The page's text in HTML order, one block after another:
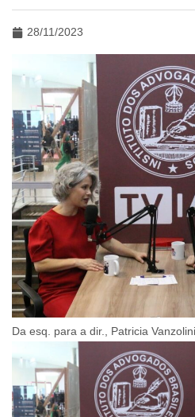
28/11/2023
Da esq. para a dir., Patricia